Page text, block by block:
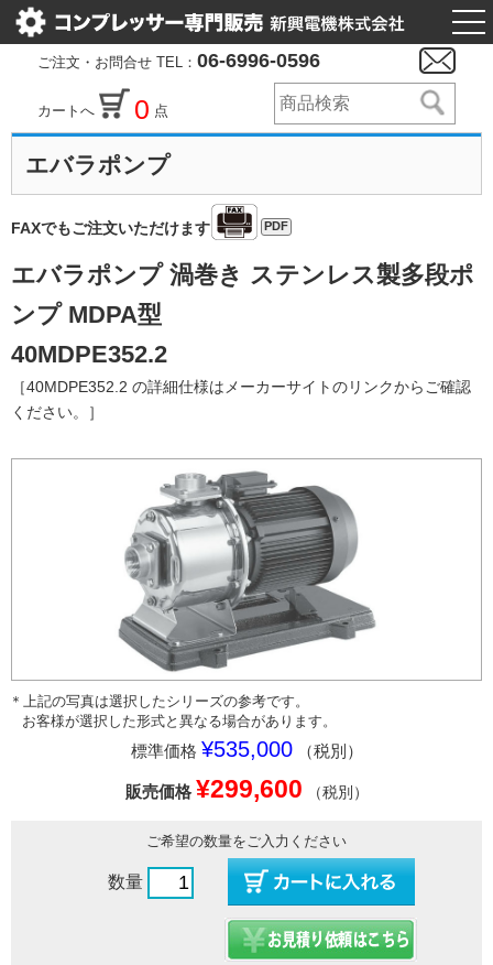
ご注文・お問合せ TEL： 06-6996-0596
カートへ 0 点
エバラポンプ
FAXでもご注文いただけます PDF
エバラポンプ 渦巻き ステンレス製多段ポ
ンプ MDPA型
40MDPE352.2
［40MDPE352.2 の詳細仕様はメーカーサイトのリンクからご確認
ください。］
＊上記の写真は選択したシリーズの参考です。
お客様が選択した形式と異なる場合があります。
標準価格 ¥535,000 （税別）
販売価格 ¥299,600 （税別）
ご希望の数量をご入力ください
数量